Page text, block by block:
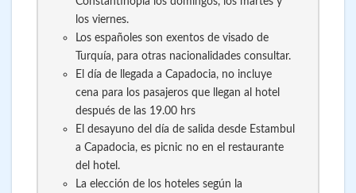
los viernes.
Los españoles son exentos de visado de
Turquía, para otras nacionalidades consultar.
El día de llegada a Capadocia, no incluye
cena para los pasajeros que llegan al hotel
después de las 19.00 hrs
El desayuno del día de salida desde Estambul
a Capadocia, es picnic no en el restaurante
del hotel.
La elección de los hoteles según la